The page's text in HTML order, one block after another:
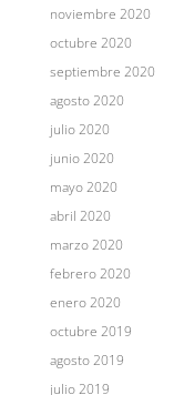
noviembre 2020
octubre 2020
septiembre 2020
agosto 2020
julio 2020
junio 2020
mayo 2020
abril 2020
marzo 2020
febrero 2020
enero 2020
octubre 2019
agosto 2019
julio 2019